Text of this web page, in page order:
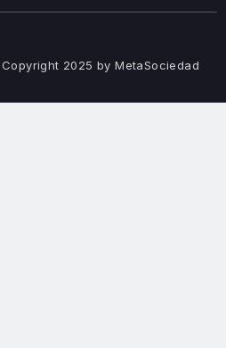
2025 by MetaSociedad